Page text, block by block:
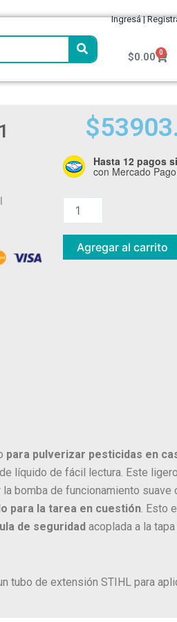
Ingresá |
$0.00 0
Cart
$
Hasta 12 pagos
con Mercado
Pulverizador
Sg11
Stihl
cantidad
Agregar al carrito
para pulverizar pesticidas en
líquido de fácil lectura. Este
bomba de funcionamiento suave
para la tarea en cuestión. Esto
de seguridad acoplada a la
tubo de extensión STIHL para